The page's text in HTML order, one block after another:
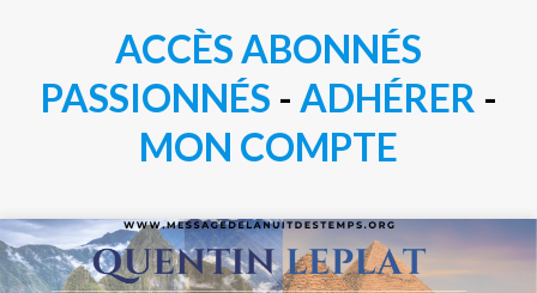
ACCÈS ABONNÉS
PASSIONNÉS - ADHÉRER -
MON COMPTE